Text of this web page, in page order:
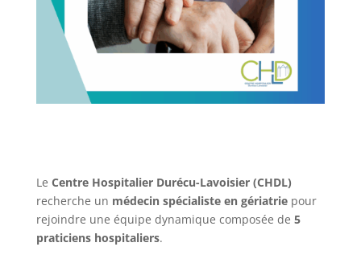
Le Centre Hospitalier Durécu-Lavoisier (CHDL)
recherche un médecin spécialiste en gériatriepour
rejoindre une équipe dynamique composée de 5
praticiens hospitaliers.